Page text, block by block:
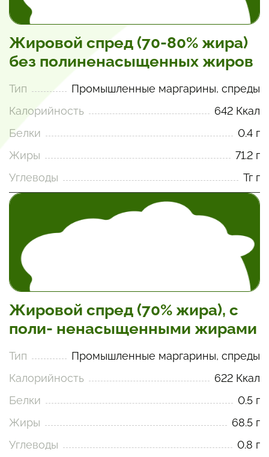
Жировой спред (70-80% жира)
без полиненасыщенных жиров
Тип
Промышленные маргарины, спреды
Калорийность
642 Ккал
Белки
0.4 г
Жиры
71.2 г
Углеводы
Тг г
Жировой спред (70% жира), с
поли- ненасыщенными жирами
Тип
Промышленные маргарины, спреды
Калорийность
622 Ккал
Белки
0.5 г
Жиры
68.5 г
Углеводы
0.8 г